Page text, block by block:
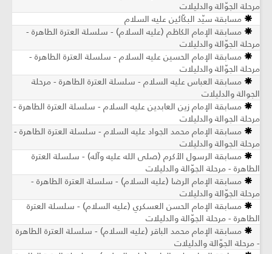
مرحلة الجوّالة والدليلات
مسابقة سيّد البكّائين عليه السلام
مسابقة الإمام الكاظم (عليه السلام) - سلسلة العترة الطاهرة -
مرحلة الجوّالة والدليلات
مسابقة الإمام الحسين عليه السلام - سلسلة العترة الطاهرة -
مرحلة الجوّالة والدليلات
مسابقة العباس عليه السلام - سلسلة العترة الطاهرة - مرحلة
الجوالة والدليلات
مسابقة الإمام زين العابدين عليه السلام - سلسلة العترة الطاهرة -
مرحلة الجوالة والدليلات
مسابقة الإمام محمد الجواد عليه السلام - سلسلة العترة الطاهرة -
مرحلة الجوالة والدليلات
مسابقة الرسول الأكرم (صلى الله عليه وآله) - سلسلة العترة
الطاهرة - مرحلة الجوّالة والدليلات
مسابقة الإمام الرضا (عليه السلام) - سلسلة العترة الطاهرة -
مرحلة الجوّالة والدليلات
مسابقة الإمام الحسن العسكري (عليه السلام) - سلسلة العترة
الطاهرة - مرحلة الجوّالة والدليلات
مسابقة الإمام محمد الباقر (عليه السلام) - سلسلة العترة الطاهرة
- مرحلة الجوّالة والدليلات